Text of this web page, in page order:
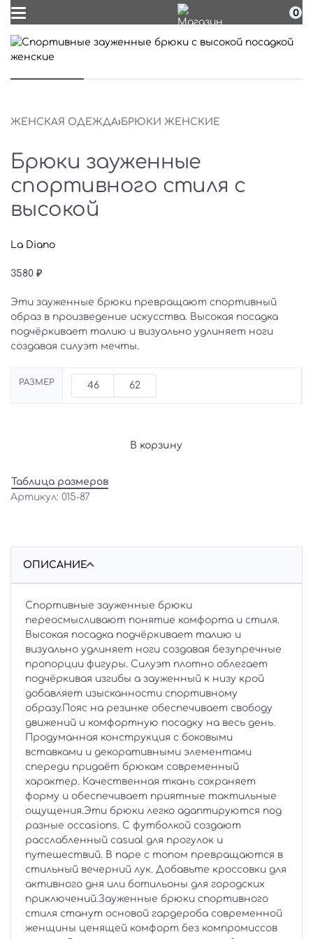
0
ЖЕНСКАЯ ОДЕЖДА›БРЮКИ ЖЕНСКИЕ
Брюки зауженные
спортивного стиля с
высокой
La Diano
3580 ₽
Эти зауженные брюки превращают спортивный
образ в произведение искусства. Высокая посадка
подчёркивает талию и визуально удлиняет ноги
создавая силуэт мечты.
РАЗМЕР 46 62
В корзину
Таблица размеров
015-87
ОПИСАНИЕ
Спортивные зауженные брюки
переосмысливают понятие комфорта и стиля.
Высокая посадка подчёркивает талию и
визуально удлиняет ноги создавая безупречные
пропорции фигуры. Силуэт плотно облегает
подчёркивая изгибы а зауженный к низу крой
добавляет изысканности спортивному
образу.Пояс на резинке обеспечивает свободу
движений и комфортную посадку на весь день.
Продуманная конструкция с боковыми
вставками и декоративными элементами
спереди придаёт брюкам современный
характер. Качественная ткань сохраняет
форму и обеспечивает приятные тактильные
ощущения.Эти брюки легко адаптируются под
разные occasions. С футболкой создают
расслабленный casual для прогулок и
путешествий. В паре с топом превращаются в
стильный вечерний лук. Добавьте кроссовки для
активного дня или ботильоны для городских
приключений.Зауженные брюки спортивного
стиля станут основой гардероба современной
женщины ценящей комфорт без компромиссов